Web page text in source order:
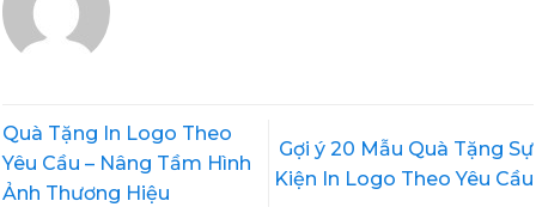
Quà Tặng In Logo Theo
Yêu Cầu – Nâng Tầm Hình
Ảnh Thương Hiệu
Gợi ý 20 Mẫu Quà Tặng Sự
Kiện In Logo Theo Yêu Cầu